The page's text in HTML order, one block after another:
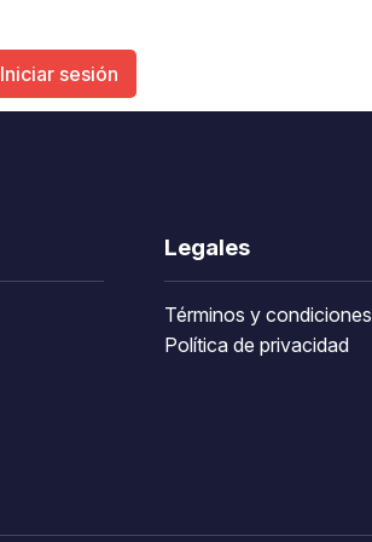
Iniciar sesión
Legales
Términos y condiciones
Política de privacidad